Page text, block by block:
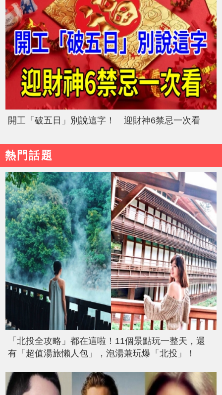
開工「破五日」別說這字！ 迎財神6禁忌一次看
熱門話題
「北投全攻略」都在這啦！11個景點玩一整天，還
有「超值湯旅懶人包」，泡湯兼玩爆「北投」！